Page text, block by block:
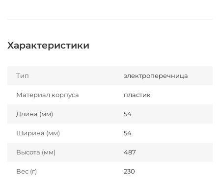
Характеристики
Тип электроперечница
Материал корпуса пластик
Длина (мм) 54
Ширина (мм) 54
Высота (мм) 487
Вес (г) 230